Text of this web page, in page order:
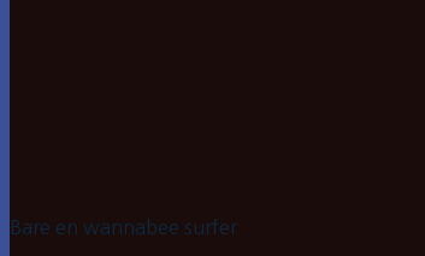
Bare en wannabee surfer